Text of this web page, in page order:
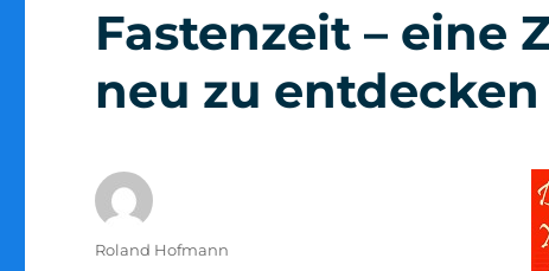
Fastenzeit – eine
neu zu entdecken
Autor
Roland Hofmann